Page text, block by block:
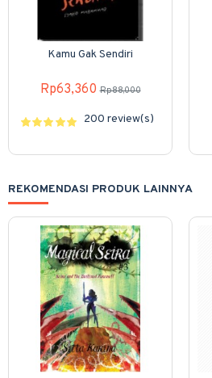
Kamu Gak Sendiri
Rp63,360 Rp88,000
200 review(s)
REKOMENDASI PRODUK LAINNYA